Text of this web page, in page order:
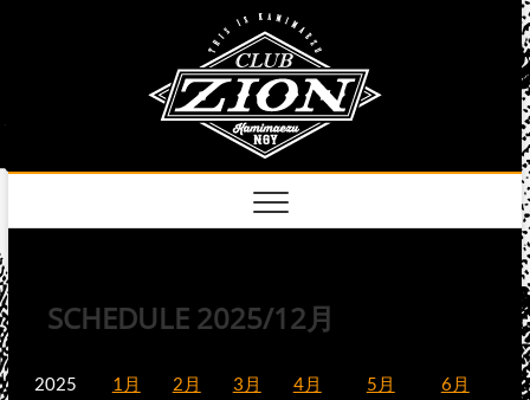
SCHEDULE 2025/12月
2025 1月 2月 3月 4月 5月 6月